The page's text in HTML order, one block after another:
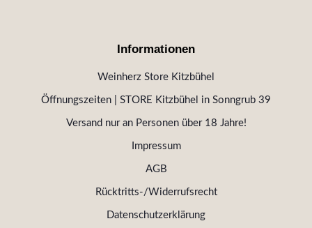
Informationen
Weinherz Store Kitzbühel
Öffnungszeiten | STORE Kitzbühel in Sonngrub 39
Versand nur an Personen über 18 Jahre!
Impressum
AGB
Rücktritts-/Widerrufsrecht
Datenschutzerklärung